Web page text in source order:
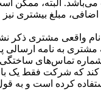
می‌باشد. البته، ممکن
اضافی، مبلغ بیشتری
نام واقعی مشتری ذکر
به نامه ارسالی
شماره تماس‌های ساختگی
کند که شرکت فقط یک
کرده است و به